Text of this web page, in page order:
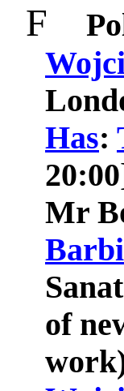
F
Has:
Mr
of